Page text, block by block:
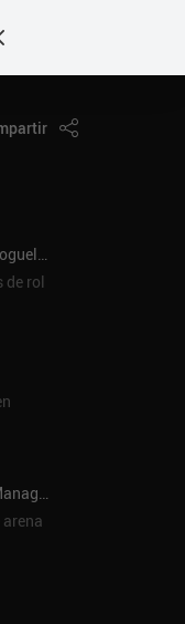
Octane100: Premium Roguelike
de rol
Iron Roads - Railroad Manager